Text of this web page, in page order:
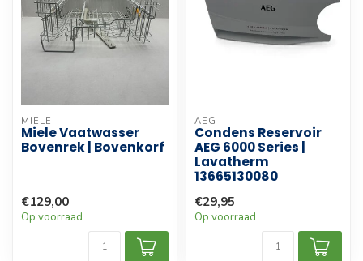
MIELE
Miele Vaatwasser
Bovenrek | Bovenkorf
€129,00
Op voorraad
AEG
Condens Reservoir
AEG 6000 Series |
Lavatherm
13665130080
€29,95
Op voorraad